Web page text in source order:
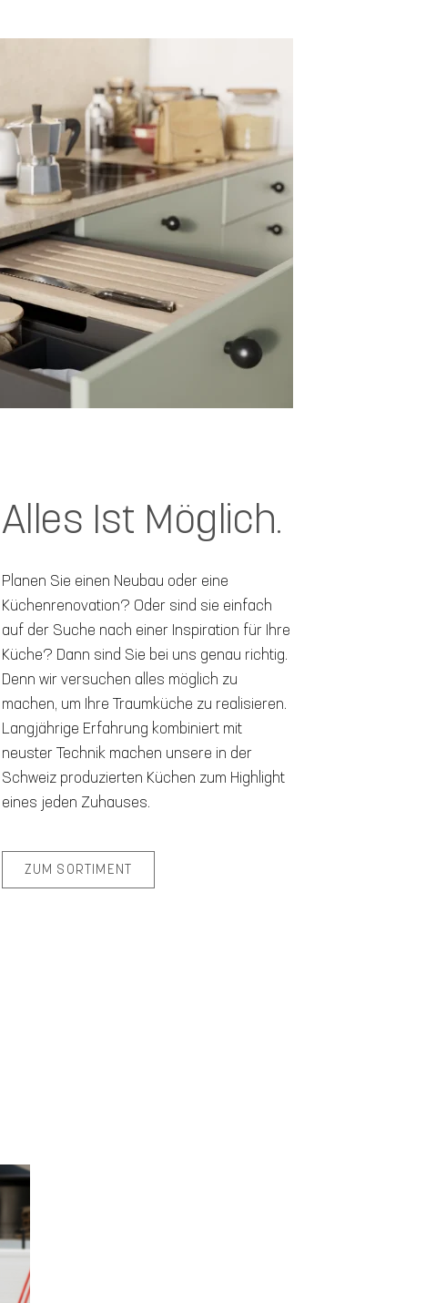
Alles Ist Möglich.
Planen Sie einen Neubau oder eine
Küchenrenovation? Oder sind sie einfach
auf der Suche nach einer Inspiration für Ihre
Küche? Dann sind Sie bei uns genau richtig.
Denn wir versuchen alles möglich zu
machen, um Ihre Traumküche zu realisieren.
Langjährige Erfahrung kombiniert mit
neuster Technik machen unsere in der
Schweiz produzierten Küchen zum Highlight
eines jeden Zuhauses.
ZUM SORTIMENT